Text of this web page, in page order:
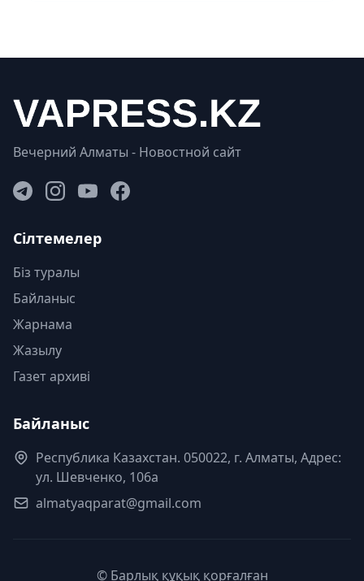
Вечерний Алматы - Новостной сайт
Сілтемелер
Біз туралы
Байланыс
Жарнама
Жазылу
Газет архиві
Байланыс
Республика Казахстан. 050022, г. Алматы, Адрес:
ул. Шевченко, 106а
almatyaqparat@gmail.com
© Барлық құқық қорғалған